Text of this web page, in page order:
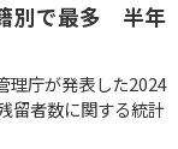
別で最多 半年
理庁が発表した2024
留者数に関する統計